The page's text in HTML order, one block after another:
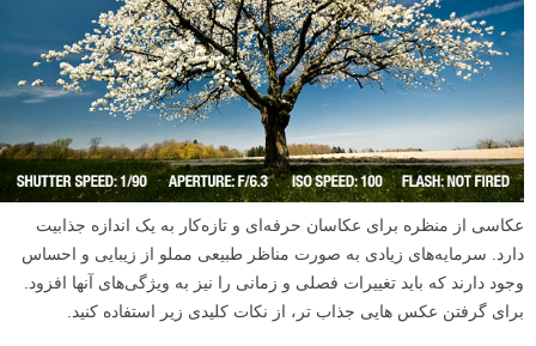
عکاسی از منظره برای عکاسان حرفه‌ای و تازه‌کار به یک اندازه جذابیت
دارد. سرمایه‌های زیادی به صورت مناظر طبیعی مملو از زیبایی و احساس
وجود دارند که باید تغییرات فصلی و زمانی را نیز به ویژگی‌های آنها افزود.
برای گرفتن عکس هایی جذاب تر، از نکات کلیدی زیر استفاده کنید.